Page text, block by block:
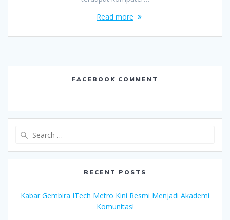
Read more
FACEBOOK COMMENT
RECENT POSTS
Kabar Gembira ITech Metro Kini Resmi Menjadi Akademi
Komunitas!